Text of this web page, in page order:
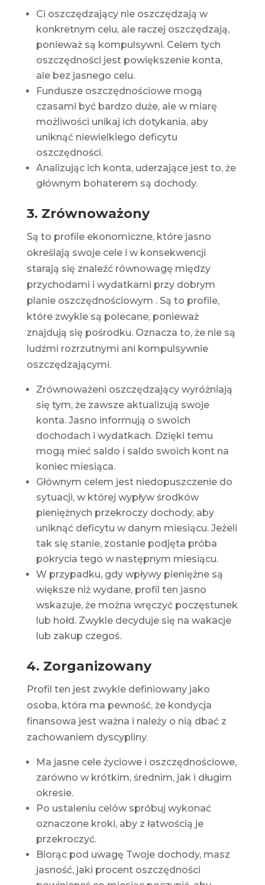
Ci oszczędzający nie oszczędzają w
konkretnym celu, ale raczej oszczędzają,
ponieważ są kompulsywni. Celem tych
oszczędności jest powiększenie konta,
ale bez jasnego celu.
Fundusze oszczędnościowe mogą
czasami być bardzo duże, ale w miarę
możliwości unikaj ich dotykania, aby
uniknąć niewielkiego deficytu
oszczędności.
Analizując ich konta, uderzające jest to, że
głównym bohaterem są dochody.
3. Zrównoważony
Są to profile ekonomiczne, które jasno
określają swoje cele i w konsekwencji
starają się znaleźć równowagę między
przychodami i wydatkami przy dobrym
planie oszczędnościowym . Są to profile,
które zwykle są polecane, ponieważ
znajdują się pośrodku. Oznacza to, że nie są
ludźmi rozrzutnymi ani kompulsywnie
oszczędzającymi.
Zrównoważeni oszczędzający wyróżniają
się tym, że zawsze aktualizują swoje
konta. Jasno informują o swoich
dochodach i wydatkach. Dzięki temu
mogą mieć saldo i saldo swoich kont na
koniec miesiąca.
Głównym celem jest niedopuszczenie do
sytuacji, w której wypływ środków
pieniężnych przekroczy dochody, aby
uniknąć deficytu w danym miesiącu. Jeżeli
tak się stanie, zostanie podjęta próba
pokrycia tego w następnym miesiącu.
W przypadku, gdy wpływy pieniężne są
większe niż wydane, profil ten jasno
wskazuje, że można wręczyć poczęstunek
lub hołd. Zwykle decyduje się na wakacje
lub zakup czegoś.
4. Zorganizowany
Profil ten jest zwykle definiowany jako
osoba, która ma pewność, że kondycja
finansowa jest ważna i należy o nią dbać z
zachowaniem dyscypliny.
Ma jasne cele życiowe i oszczędnościowe,
zarówno w krótkim, średnim, jak i długim
okresie.
Po ustaleniu celów spróbuj wykonać
oznaczone kroki, aby z łatwością je
przekroczyć.
Biorąc pod uwagę Twoje dochody, masz
jasność, jaki procent oszczędności